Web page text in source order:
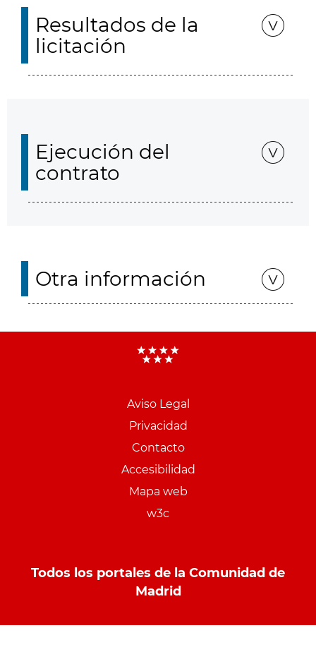
Resultados de la
licitación
Ejecución del
contrato
Otra información
Aviso Legal
Privacidad
Contacto
Accesibilidad
Mapa web
w3c
Todos los portales de la Comunidad de
Madrid